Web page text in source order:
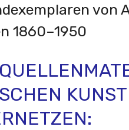
von
1860–1950